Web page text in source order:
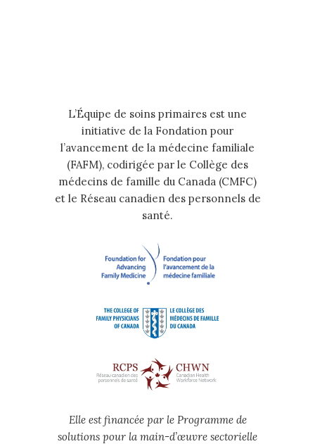
L’Équipe de soins primaires est une
initiative de la Fondation pour
l’avancement de la médecine familiale
(FAFM), codirigée par le Collège des
médecins de famille du Canada (CMFC)
et le Réseau canadien des personnels de
santé.
Elle est financée par le Programme de
solutions pour la main-d’œuvre sectorielle